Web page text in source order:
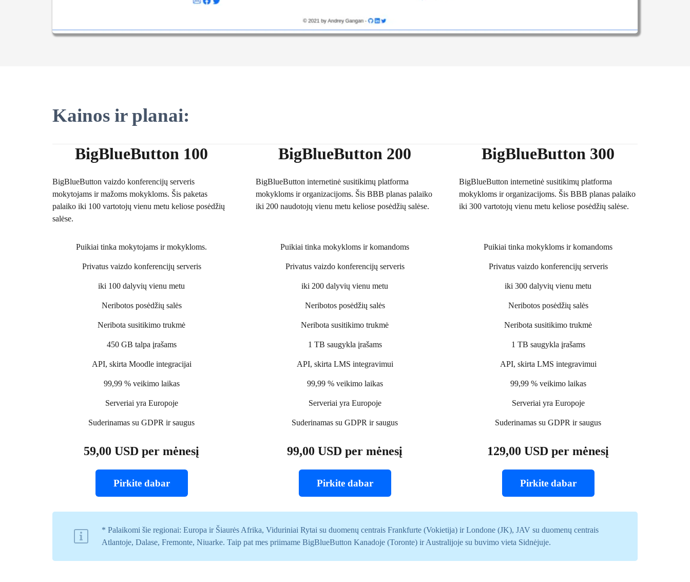
Kainos ir planai:
BigBlueButton 100
BigBlueButton vaizdo konferencijų serveris
mokytojams ir mažoms mokykloms. Šis paketas
palaiko iki 100 vartotojų vienu metu keliose posėdžių
salėse.
Puikiai tinka mokytojams ir mokykloms.
Privatus vaizdo konferencijų serveris
iki 100 dalyvių vienu metu
Neribotos posėdžių salės
Neribota susitikimo trukmė
450 GB talpa įrašams
API, skirta Moodle integracijai
99,99 % veikimo laikas
Serveriai yra Europoje
Suderinamas su GDPR ir saugus
59,00 USD per mėnesį
Pirkite dabar
BigBlueButton 200
BigBlueButton internetinė susitikimų platforma
mokykloms ir organizacijoms. Šis BBB planas palaiko
iki 200 naudotojų vienu metu keliose posėdžių salėse.
Puikiai tinka mokykloms ir komandoms
Privatus vaizdo konferencijų serveris
iki 200 dalyvių vienu metu
Neribotos posėdžių salės
Neribota susitikimo trukmė
1 TB saugykla įrašams
API, skirta LMS integravimui
99,99 % veikimo laikas
Serveriai yra Europoje
Suderinamas su GDPR ir saugus
99,00 USD per mėnesį
Pirkite dabar
BigBlueButton 300
BigBlueButton internetinė susitikimų platforma
mokykloms ir organizacijoms. Šis BBB planas palaiko
iki 300 vartotojų vienu metu keliose posėdžių salėse.
Puikiai tinka mokykloms ir komandoms
Privatus vaizdo konferencijų serveris
iki 300 dalyvių vienu metu
Neribotos posėdžių salės
Neribota susitikimo trukmė
1 TB saugykla įrašams
API, skirta LMS integravimui
99,99 % veikimo laikas
Serveriai yra Europoje
Suderinamas su GDPR ir saugus
129,00 USD per mėnesį
Pirkite dabar
* Palaikomi šie regionai: Europa ir Šiaurės Afrika, Viduriniai Rytai su duomenų centrais Frankfurte (Vokietija) ir Londone (JK), JAV su duomenų centrais
Atlantoje, Dalase, Fremonte, Niuarke. Taip pat mes priimame BigBlueButton Kanadoje (Toronte) ir Australijoje su buvimo vieta Sidnėjuje.